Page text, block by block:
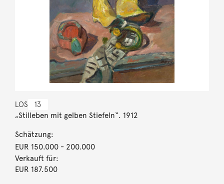
LOS 13
„Stilleben mit gelben Stiefeln“. 1912
Schätzung:
EUR 150.000- 200.000
Verkauft für:
EUR 187.500